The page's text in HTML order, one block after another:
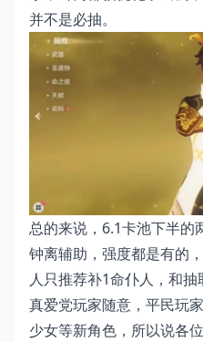
并不是必抽。
总的来说，6.1卡池下半的
钟离辅助，强度都是有的
人只推荐补1命仆人，和抽
真爱党玩家随意，平民玩
少女等新角色，所以说各